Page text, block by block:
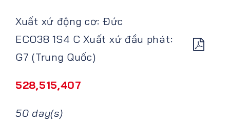
Xuất xứ động cơ: Đức
ECO38 1S4 C Xuất xứ đầu phát:
G7 (Trung Quốc)
528,515,407
50 day(s)